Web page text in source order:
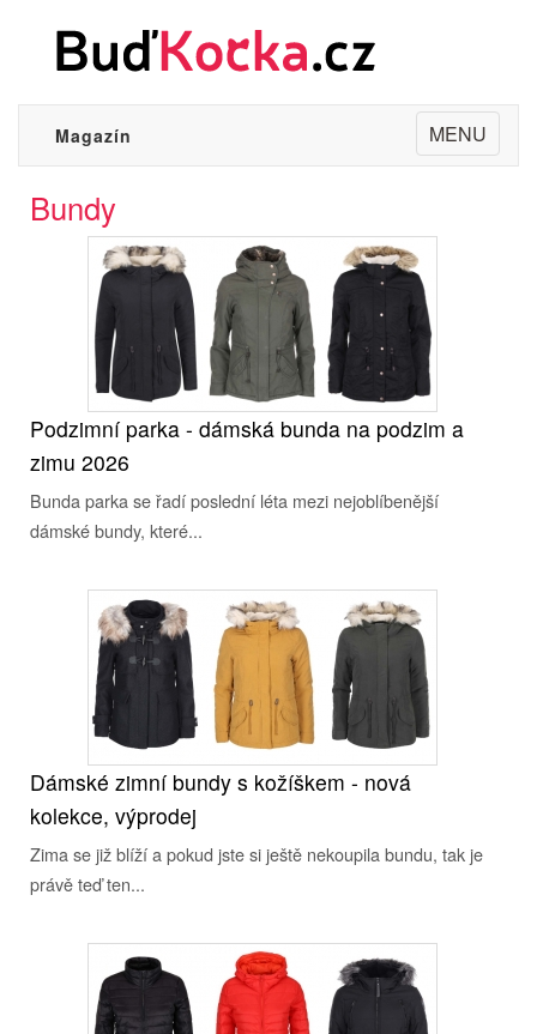
Toggle
navigation
MENU
Magazín
Bundy
Podzimní parka - dámská bunda na podzim a
zimu 2026
Bunda parka se řadí poslední léta mezi nejoblíbenější
dámské bundy, které...
Dámské zimní bundy s kožíškem - nová
kolekce, výprodej
Zima se již blíží a pokud jste si ještě nekoupila bundu, tak je
právě teď ten...